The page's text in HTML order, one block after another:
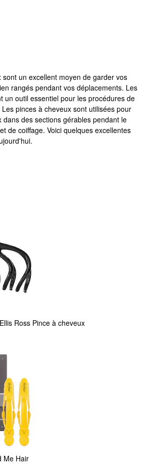
sont un excellent moyen de garder vos
rangés pendant vos déplacements. Les
un outil essentiel pour les procédures de
pinces à cheveux sont utilisées pour
dans des sections gérables pendant le
de coiffage. Voici quelques excellentes
Ross Pince à cheveux
Me Hair